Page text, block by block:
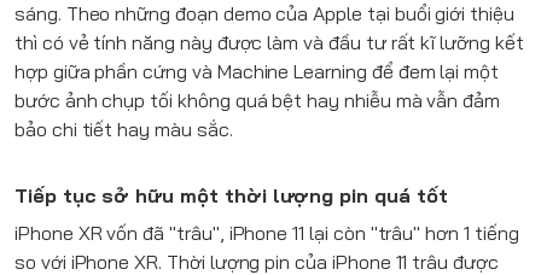
sáng. Theo những đoạn demo củaApple tại buổi giới thiệu
thì có vẻ tính năng này được làm và đầu tư rất kĩ lưỡng kết
hợp giữa phần cứng và Machine Learning để đem lại một
bước ảnh chụp tối không quá bệt hay nhiễu mà vẫn đảm
bảo chi tiết hay màu sắc.
Tiếp tục sở hữu một thời lượng pin quá tốt
iPhone XRvốn đã "trâu", iPhone 11 lại còn "trâu" hơn 1 tiếng
so với iPhone XR. Thời lượng pin của iPhone 11 trâu được